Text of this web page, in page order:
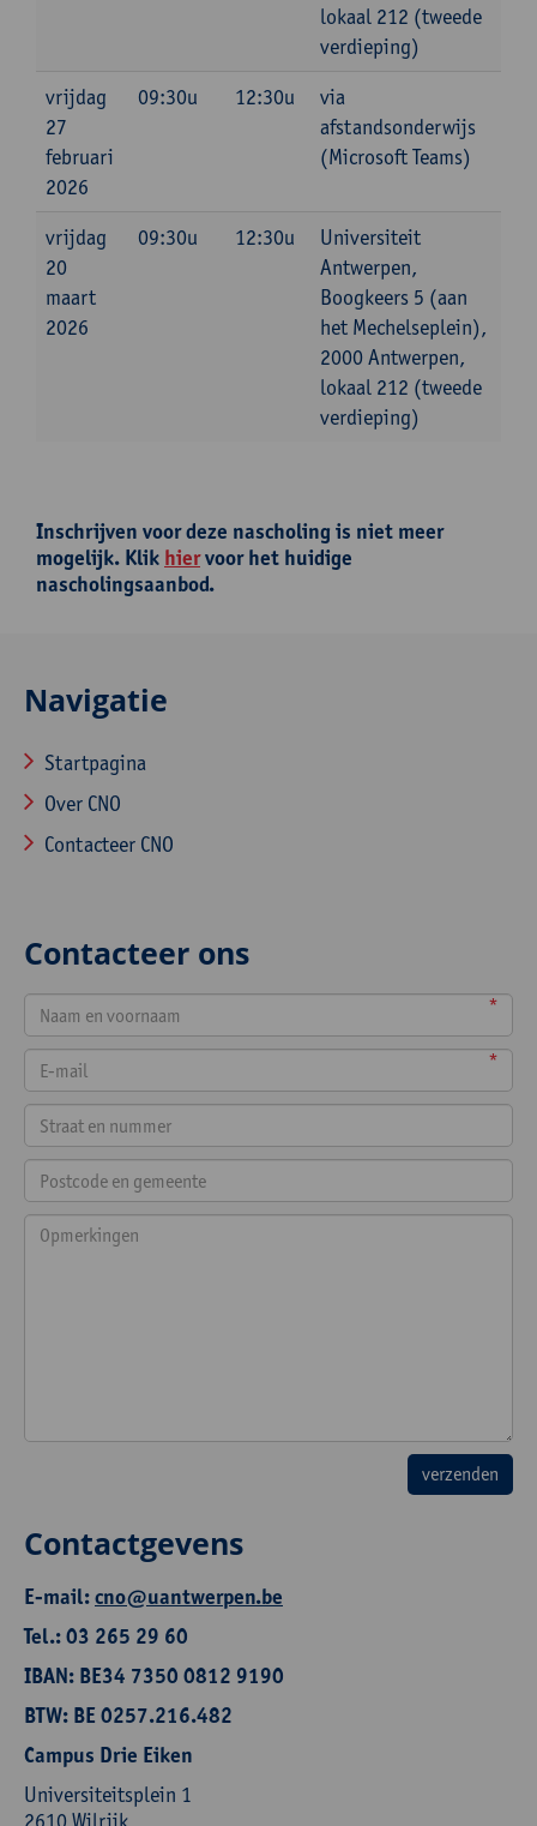
lokaal 212 (tweede
verdieping)
vrijdag
27
februari
2026
09:30u 12:30u
via
afstandsonderwijs
(Microsoft Teams)
vrijdag
20
maart
2026
09:30u 12:30u
Universiteit
Antwerpen,
Boogkeers 5 (aan
het Mechelseplein),
2000 Antwerpen,
lokaal 212 (tweede
verdieping)
Inschrijven voor deze nascholing is niet meer
mogelijk. Klik hiervoor het huidige
nascholingsaanbod.
Navigatie
Startpagina
Over CNO
Contacteer CNO
Contacteer ons
*
*
Contactgevens
E-mail:cno@uantwerpen.be
Tel.: 03 265 29 60
IBAN: BE34 7350 0812 9190
BTW: BE 0257.216.482
Campus Drie Eiken
Universiteitsplein 1
2610 Wilrijk